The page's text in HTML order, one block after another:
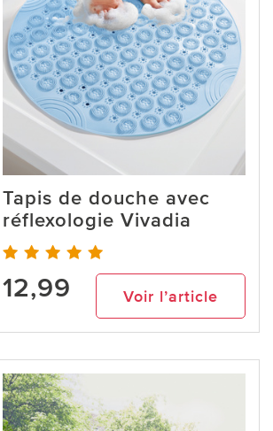
Tapis de douche avec
réflexologie Vivadia
12,99 Voir l’article